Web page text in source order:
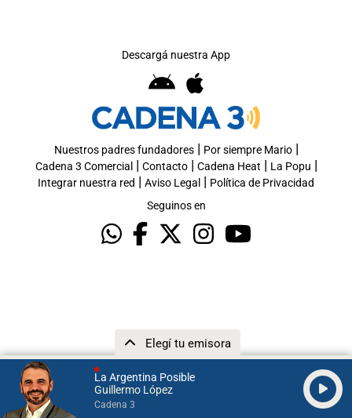
La Argentina Posible
Guillermo López
Cadena 3
Elegí tu emisora
Descargá nuestra App
Nuestros padres fundadores| Por siempre Mario|
Cadena 3 Comercial | Contacto| Cadena Heat | La Popu |
Integrar nuestra red | Aviso Legal | Política de Privacidad
Seguinos en